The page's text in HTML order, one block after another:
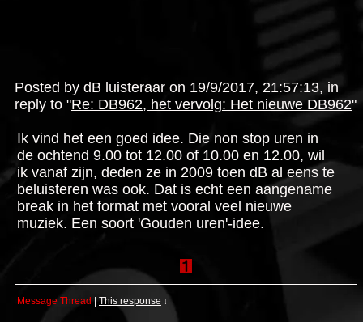
Posted by dB luisteraar on 19/9/2017, 21:57:13, in
reply to "Re: DB962, het vervolg: Het nieuwe DB962"
Ik vind het een goed idee. Die non stop uren in
de ochtend 9.00 tot 12.00 of 10.00 en 12.00, wil
ik vanaf zijn, deden ze in 2009 toen dB al eens te
beluisteren was ook. Dat is echt een aangename
break in het format met vooral veel nieuwe
muziek. Een soort 'Gouden uren'-idee.
Message Thread| This response ↓